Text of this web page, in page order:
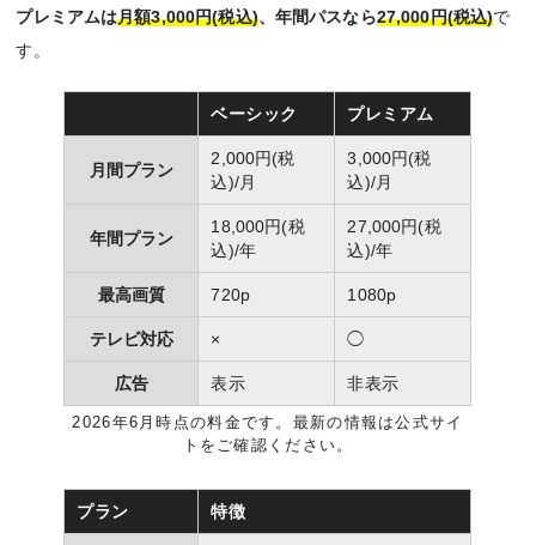
プレミアムは月額3,000円(税込)、年間パスなら27,000円(税込)で
す。
ベーシック プレミアム
月間プラン
2,000円(税
込)/月
3,000円(税
込)/月
年間プラン
18,000円(税
込)/年
27,000円(税
込)/年
最高画質 720p 1080p
テレビ対応 × ◯
広告 表示 非表示
2026年6月時点の料金です。最新の情報は公式サイ
トをご確認ください。
プラン 特徴